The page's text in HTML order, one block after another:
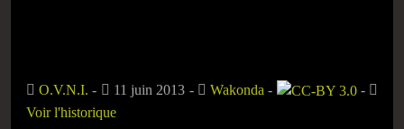
O.V.N.I. - 11 juin 2013 - Wakonda -
-
Voir l'historique